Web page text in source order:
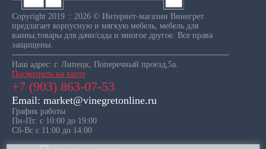
Copyright 2019 :: 2026 © Интернет-магазин Винегрет
предлагает корпусную и мягкую мебель, мебель для
ванны,товары для дачи/сада и многое другое. Все права
защищены.
Наш адрес: г. Липецк, Поперечный проезд,5а.
Посмотреть на карте
+7 (903) 863-07-53
Email: market@vinegretonline.ru
График работы
Пн-Пт: с 10:00 до 19:00
Сб-Вс с 11:00 до 14:00